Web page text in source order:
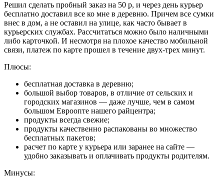
Решил сделать пробный заказ на 50 р, и через день курьер
бесплатно доставил все ко мне в деревню. Причем все сумки
внес в дом, а не оставил на улице, как часто бывает в
курьерских службах. Рассчитаться можно было наличными
либо карточкой. И несмотря на плохое качество мобильной
связи, платеж по карте прошел в течение двух-трех минут.
Плюсы:
бесплатная доставка в деревню;
большой выбор товаров, в отличие от сельских и
городских магазинов — даже лучше, чем в самом
большом Евроопте нашего райцентра;
продукты всегда свежие;
продукты качественно распакованы во множество
бесплатных пакетов;
расчет по карте у курьера или заранее на сайте —
удобно заказывать и оплачивать продукты родителям.
Минусы: